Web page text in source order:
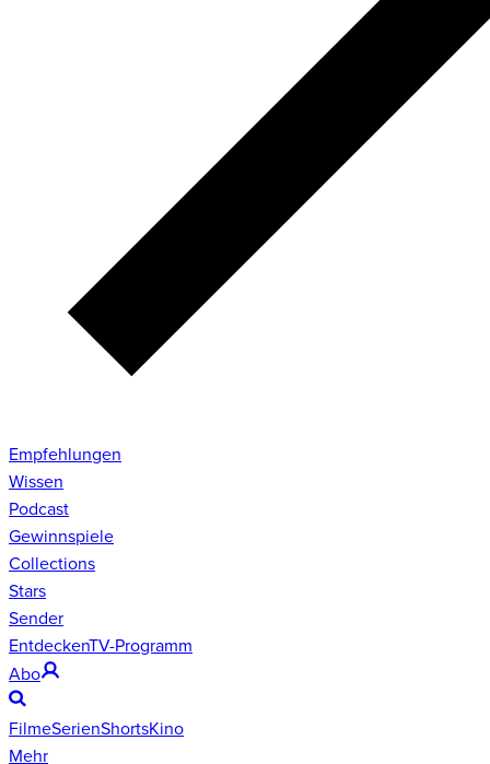
Empfehlungen
Wissen
Podcast
Gewinnspiele
Collections
Stars
Sender
EntdeckenTV-Programm
Abo
FilmeSerienShortsKino
Mehr